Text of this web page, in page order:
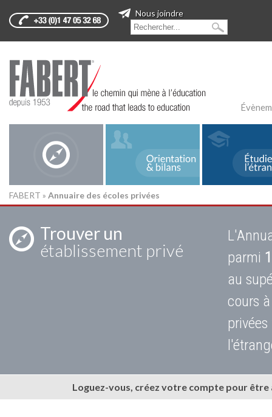
Nous joindre
FABERT » Annuaire des écoles privées
Trouver un
établissement privé
parmi
au
cours
Loguez-vous, créez votre compte pour